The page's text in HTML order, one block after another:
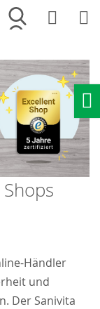
Merkliste
Händler
und
Der Sanivita